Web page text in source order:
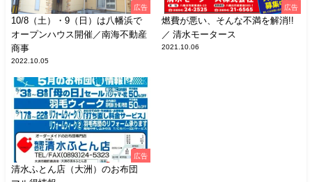
広告
10/8（土）・9（日）は八幡浜で
オープンハウス開催／南海不動産
商事
2022.10.05
広告
燃費が悪い、そんな不満を解消!!
／ 清水モータース
2021.10.06
広告
清水ふとん店（大洲）のお布団